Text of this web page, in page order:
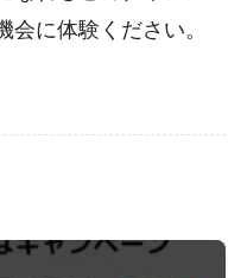
に体験ください。